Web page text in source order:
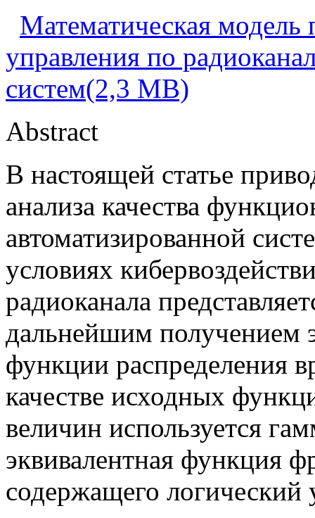
Математическая модель
управления по
систем(2,3 MB)
Abstract
В настоящей статье
анализа качества
автоматизированной
условиях
радиоканала
дальнейшим получением
функции распределения
качестве исходных
величин используется
эквивалентная функция
содержащего логический